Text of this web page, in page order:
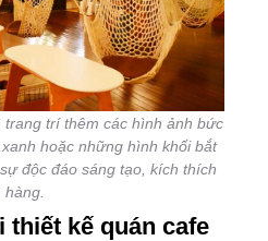
trang trí thêm các hình ảnh bức
hoặc những hình khối bắt
độc đáo sáng tạo, kích thích
kế quán cafe